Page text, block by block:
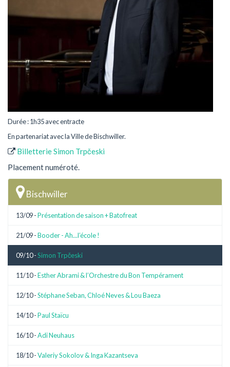
Durée : 1h35 avec entracte
En partenariat avec la Ville de Bischwiller.
Billetterie Simon Trpčeski
Placement numéroté.
Bischwiller
13/09 -Présentation de saison + Batofreat
21/09 -Booder - Ah...l’école !
09/10 -Simon Trpčeski
11/10 -Esther Abrami & l’Orchestre du Bon Tempérament
12/10 -Stéphane Seban, Chloé Neves & Lou Baeza
14/10 -Paul Staïcu
16/10 -Adi Neuhaus
18/10 -Valeriy Sokolov & Inga Kazantseva